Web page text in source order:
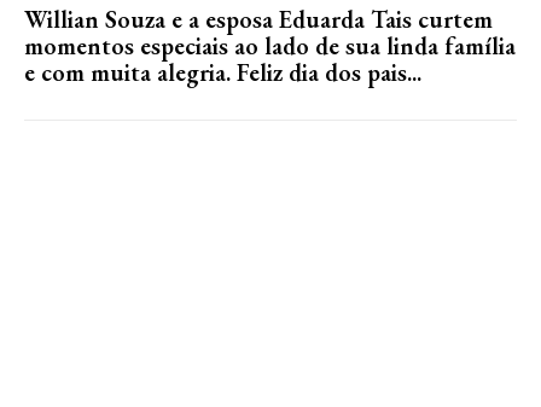
Willian Souza e a esposa Eduarda Tais curtem
momentos especiais ao lado de sua linda família
e com muita alegria. Feliz dia dos pais...